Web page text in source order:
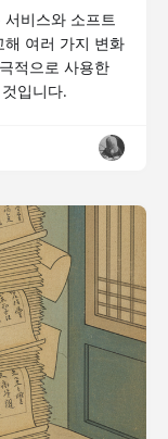
비스와 소프트
여러 가지 변화
적으로 사용한
입니다.